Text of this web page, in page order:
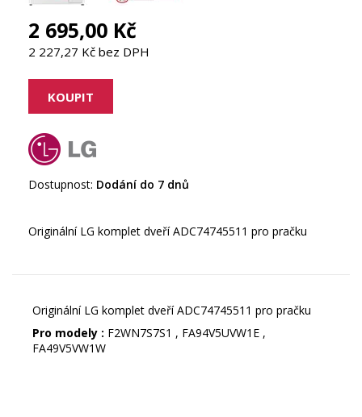
2 695,00 Kč
2 227,27 Kč bez DPH
Dostupnost: Dodání do 7 dnů
Originální LG komplet dveří ADC74745511 pro pračku
Originální LG komplet dveří ADC74745511 pro pračku
Pro modely : F2WN7S7S1 , FA94V5UVW1E ,
FA49V5VW1W